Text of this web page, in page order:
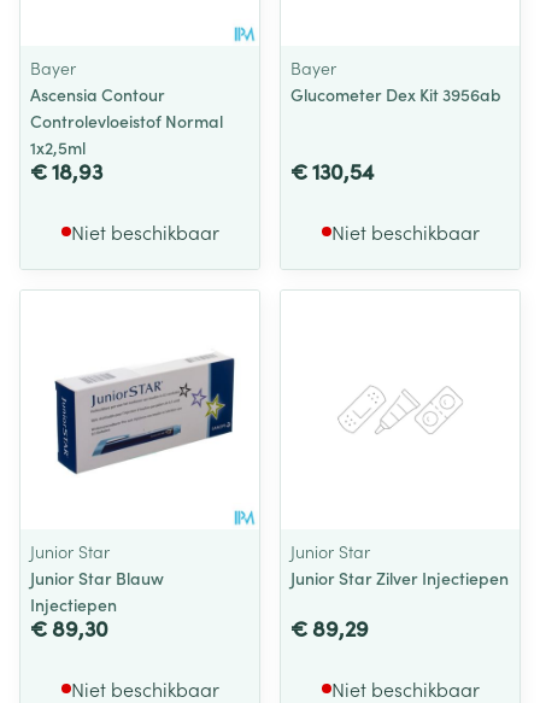
Bayer
Ascensia Contour
Controlevloeistof Normal
1x2,5ml
€ 18,93
Niet beschikbaar
Bayer
Glucometer Dex Kit 3956ab
€ 130,54
Niet beschikbaar
Junior Star
Junior Star Blauw
Injectiepen
€ 89,30
Niet beschikbaar
Junior Star
Junior Star Zilver Injectiepen
€ 89,29
Niet beschikbaar